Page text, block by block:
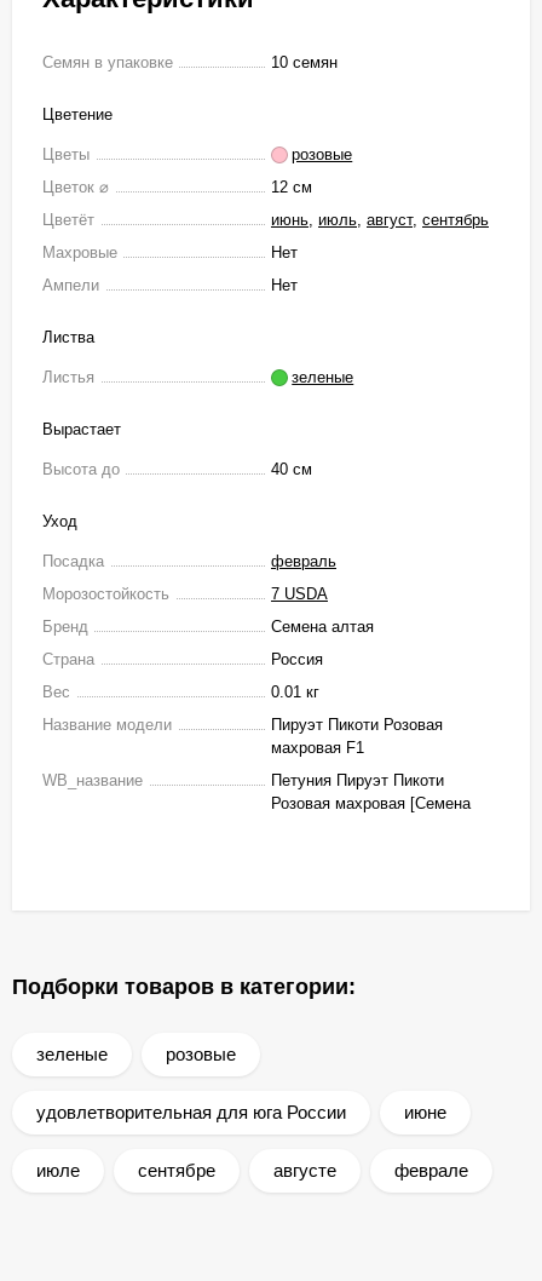
Семян в упаковке 10 семян
Цветение
Цветы
розовые
Цветок ⌀
12 см
Цветёт
июнь, июль, август, сентябрь
Махровые
Нет
Ампели
Нет
Листва
Листья зеленые
Вырастает
Высота до 40 см
Уход
Посадка
февраль
Морозостойкость
7 USDA
Бренд
Семена алтая
Страна
Россия
Вес
0.01 кг
Название модели
Пируэт Пикоти Розовая
махровая F1
WB_название
Петуния Пируэт Пикоти
Розовая махровая [Семена
Подборки товаров в категории:
зеленые розовые
удовлетворительная для юга России июне
июле сентябре августе феврале